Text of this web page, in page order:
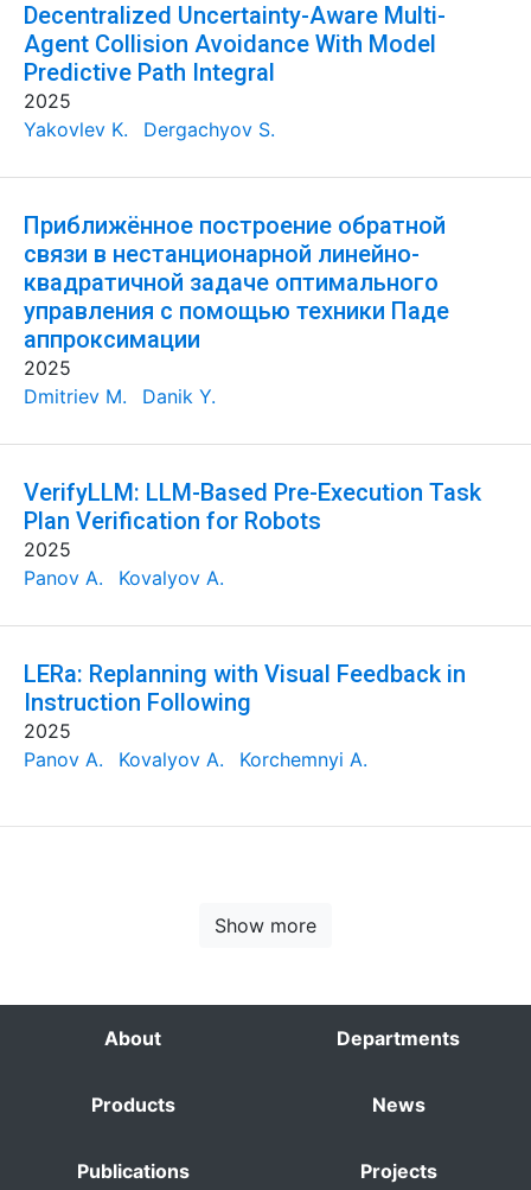
Decentralized Uncertainty-Aware Multi-
Agent Collision Avoidance With Model
Predictive Path Integral
2025
Yakovlev K.
Dergachyov S.
Приближённое построение обратной
связи в нестанционарной линейно-
квадратичной задаче оптимального
управления с помощью техники Паде
аппроксимации
2025
Dmitriev M.
Danik Y.
VerifyLLM: LLM-Based Pre-Execution Task
Plan Verification for Robots
2025
Panov A.
Kovalyov A.
LERa: Replanning with Visual Feedback in
Instruction Following
2025
Panov A.
Kovalyov A. Korchemnyi A.
Show more
About Departments
Products News
Publications Projects